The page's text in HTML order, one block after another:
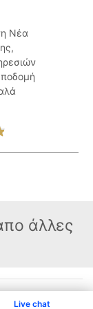
Live chat
Νέα
άλλες